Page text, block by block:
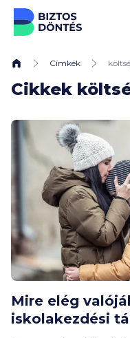
Ugrás a tartalomhoz
Címkék
Cikkek
Mire elég
iskolakezdési